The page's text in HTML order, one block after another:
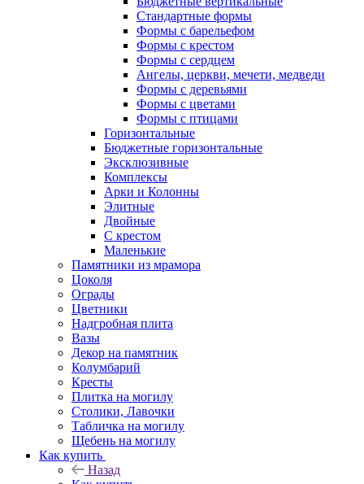
Стандартные формы
Формы с барельефом
Формы с крестом
Формы с сердцем
Ангелы, церкви, мечети, медведи
Формы с деревьями
Формы с цветами
Формы с птицами
Горизонтальные
Бюджетные горизонтальные
Эксклюзивные
Комплексы
Арки и Колонны
Элитные
Двойные
С крестом
Маленькие
Памятники из мрамора
Цоколя
Ограды
Цветники
Надгробная плита
Вазы
Декор на памятник
Колумбарий
Кресты
Плитка на могилу
Столики, Лавочки
Табличка на могилу
Щебень на могилу
Как купить
Назад